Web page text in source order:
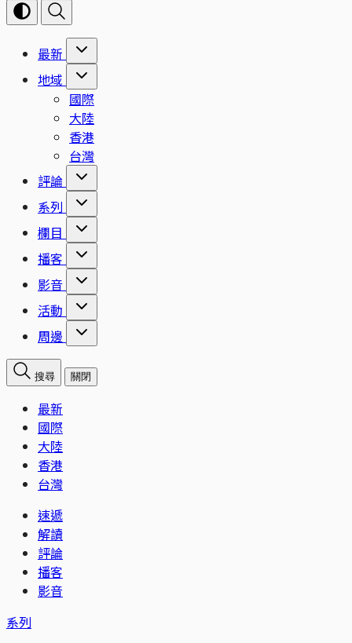
最新
地域
國際
大陸
香港
台灣
評論
系列
欄目
播客
影音
活動
周邊
搜尋 關閉
最新
國際
大陸
香港
台灣
速遞
解讀
評論
播客
影音
系列